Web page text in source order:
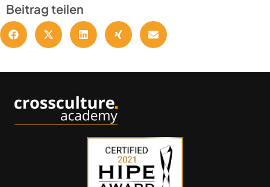
Beitrag teilen